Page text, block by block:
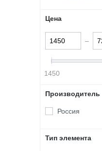
Цена
–
1450
Производитель
Россия
Тип элемента